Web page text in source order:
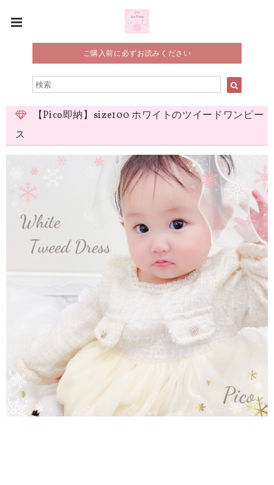
ご購入前に必ずお読みください
【Pico即納】size100 ホワイトのツイードワンピー
ス